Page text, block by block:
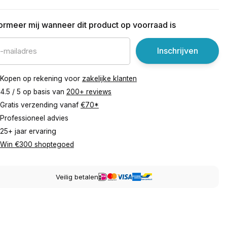
mij wanneer dit product op voorraad is
Inschrijven
Kopen op rekening voor zakelijke klanten
4.5 / 5 op basis van 200+ reviews
Gratis verzending vanaf €70*
Professioneel advies
25+ jaar ervaring
Win €300 shoptegoed
Veilig betalen